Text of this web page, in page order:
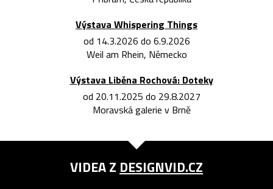
Výstava Whispering Things
od 14.3.2026 do 6.9.2026
Weil am Rhein, Německo
Výstava Liběna Rochová: Doteky
od 20.11.2025 do 29.8.2027
Moravská galerie v Brně
VIDEA Z DESIGNVID.CZ